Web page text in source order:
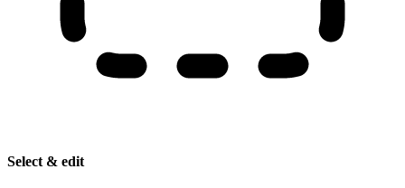
Select & edit